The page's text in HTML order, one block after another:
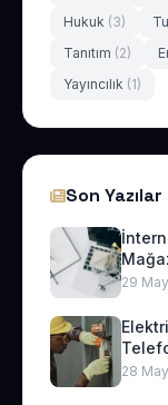
Hukuk (3)
Tanıtım (2)
Yayıncılık (1)
Son Yazılar
29
28